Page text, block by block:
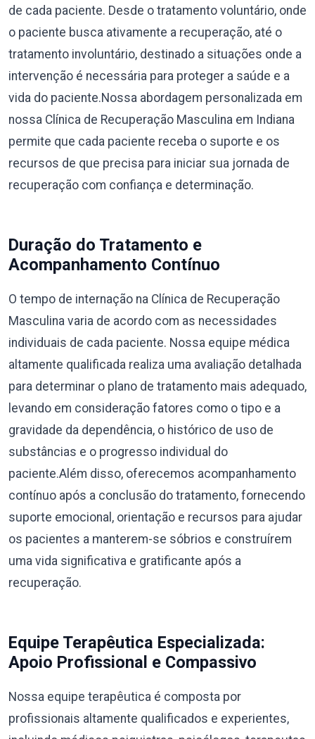
de cada paciente. Desde o tratamento voluntário, onde
o paciente busca ativamente a recuperação, até o
tratamento involuntário, destinado a situações onde a
intervenção é necessária para proteger a saúde e a
vida do paciente.Nossa abordagem personalizada em
nossa Clínica de Recuperação Masculina em Indiana
permite que cada paciente receba o suporte e os
recursos de que precisa para iniciar sua jornada de
recuperação com confiança e determinação.
Duração do Tratamento e
Acompanhamento Contínuo
O tempo de internação na Clínica de Recuperação
Masculina varia de acordo com as necessidades
individuais de cada paciente. Nossa equipe médica
altamente qualificada realiza uma avaliação detalhada
para determinar o plano de tratamento mais adequado,
levando em consideração fatores como o tipo e a
gravidade da dependência, o histórico de uso de
substâncias e o progresso individual do
paciente.Além disso, oferecemos acompanhamento
contínuo após a conclusão do tratamento, fornecendo
suporte emocional, orientação e recursos para ajudar
os pacientes a manterem-se sóbrios e construírem
uma vida significativa e gratificante após a
recuperação.
Equipe Terapêutica Especializada:
Apoio Profissional e Compassivo
Nossa equipe terapêutica é composta por
profissionais altamente qualificados e experientes,